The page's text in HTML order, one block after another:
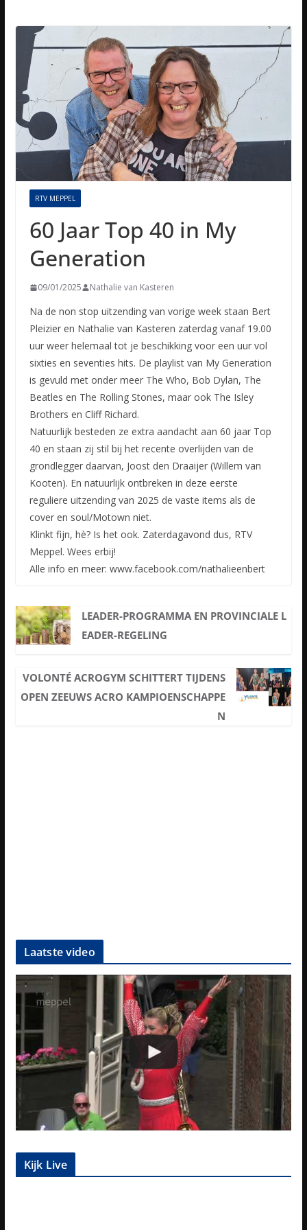
RTV MEPPEL
60 Jaar Top 40 in My
Generation
09/01/2025 Nathalie van Kasteren
Na de non stop uitzending van vorige week staan Bert
Pleizier en Nathalie van Kasteren zaterdag vanaf 19.00
uur weer helemaal tot je beschikking voor een uur vol
sixties en seventies hits. De playlist van My Generation
is gevuld met onder meer The Who, Bob Dylan, The
Beatles en The Rolling Stones, maar ook The Isley
Brothers en Cliff Richard.
Natuurlijk besteden ze extra aandacht aan 60 jaar Top
40 en staan zij stil bij het recente overlijden van de
grondlegger daarvan, Joost den Draaijer (Willem van
Kooten). En natuurlijk ontbreken in deze eerste
reguliere uitzending van 2025 de vaste items als de
cover en soul/Motown niet.
Klinkt fijn, hè? Is het ook. Zaterdagavond dus, RTV
Meppel. Wees erbij!
Alle info en meer: www.facebook.com/nathalieenbert
LEADER-PROGRAMMA EN PROVINCIALE L
EADER-REGELING
VOLONTÉ ACROGYM SCHITTERT TIJDENS
OPEN ZEEUWS ACRO KAMPIOENSCHAPPE
N
Laatste video
Kijk Live